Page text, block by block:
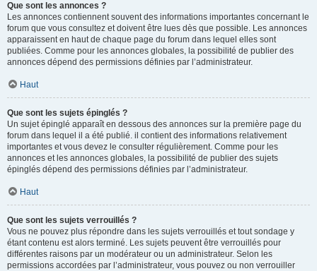
Que sont les annonces ?
Les annonces contiennent souvent des informations importantes concernant le
forum que vous consultez et doivent être lues dès que possible. Les annonces
apparaissent en haut de chaque page du forum dans lequel elles sont
publiées. Comme pour les annonces globales, la possibilité de publier des
annonces dépend des permissions définies par l’administrateur.
Haut
Que sont les sujets épinglés ?
Un sujet épinglé apparaît en dessous des annonces sur la première page du
forum dans lequel il a été publié. il contient des informations relativement
importantes et vous devez le consulter régulièrement. Comme pour les
annonces et les annonces globales, la possibilité de publier des sujets
épinglés dépend des permissions définies par l’administrateur.
Haut
Que sont les sujets verrouillés ?
Vous ne pouvez plus répondre dans les sujets verrouillés et tout sondage y
étant contenu est alors terminé. Les sujets peuvent être verrouillés pour
différentes raisons par un modérateur ou un administrateur. Selon les
permissions accordées par l’administrateur, vous pouvez ou non verrouiller